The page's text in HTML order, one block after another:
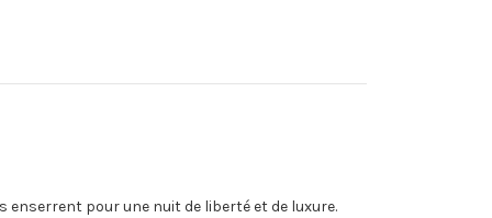
enserrent pour une nuit de liberté et de luxure.